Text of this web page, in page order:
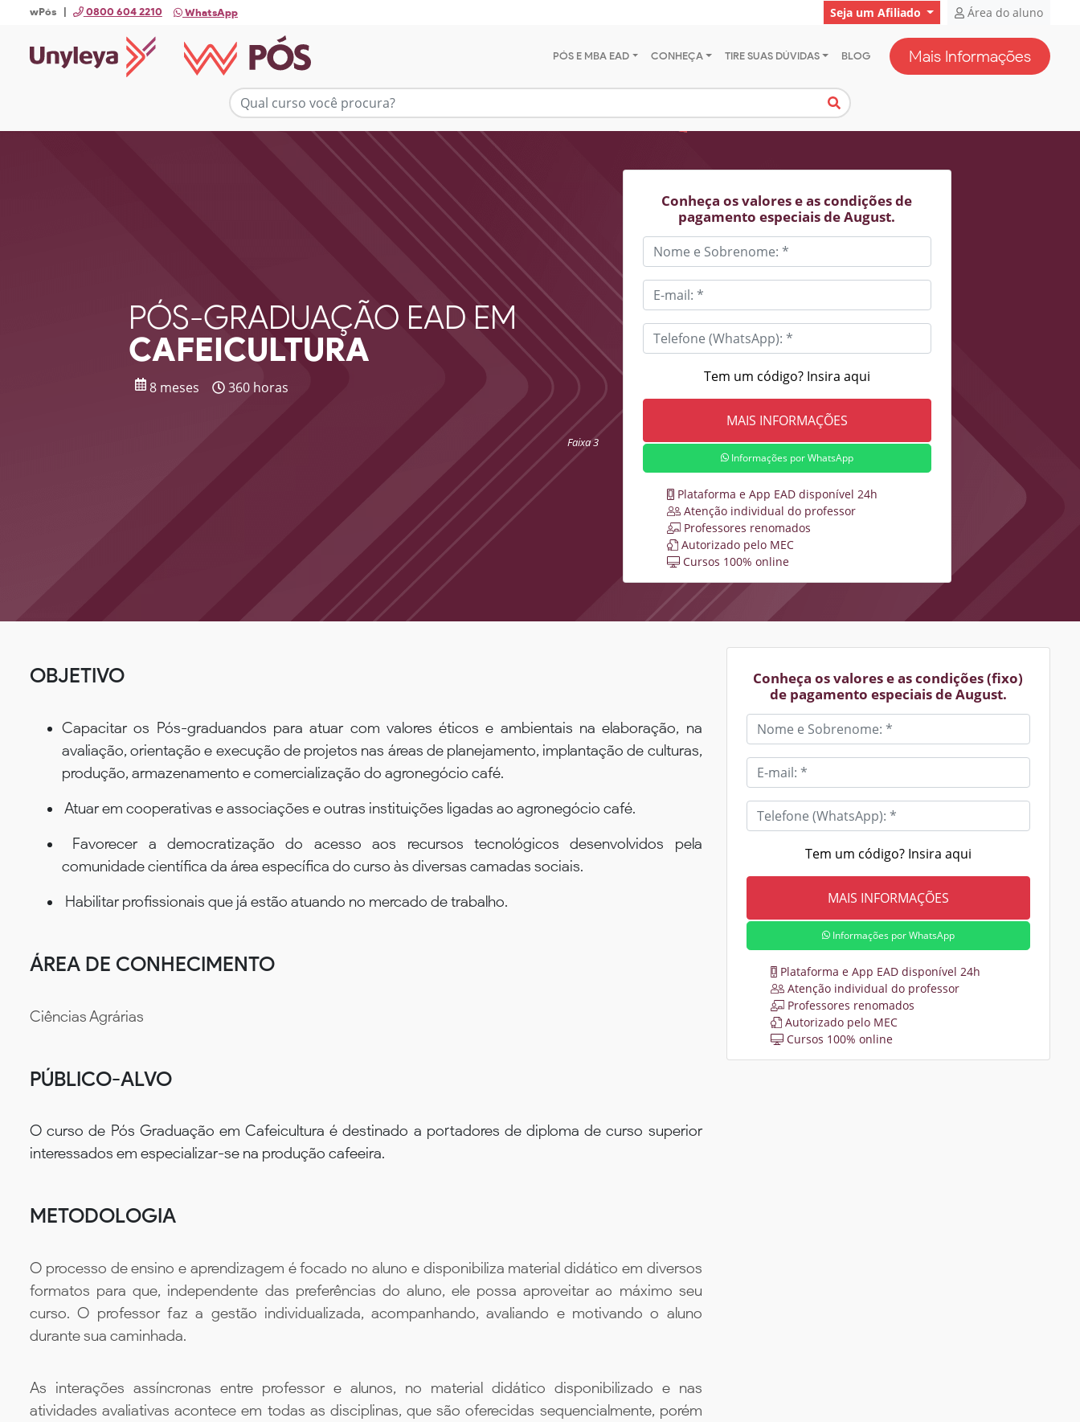
wPós | 0800 604 2210 WhatsApp Seja um Afiliado Área do aluno
PÓS E MBA EAD CONHEÇA TIRE SUAS DÚVIDAS BLOG Mais Informações
PÓS-GRADUAÇÃO EAD EM
CAFEICULTURA
8 meses 360 horas
Faixa 3
Conheça os valores e as condições de
pagamento especiais de August.
Tem um código? Insira aqui
Informações por WhatsApp
Plataforma e App EAD disponível 24h
Atenção individual do professor
Professores renomados
Autorizado pelo MEC
Cursos 100% online
OBJETIVO
Capacitar os Pós-graduandos para atuar com valores éticos e ambientais na elaboração, na
avaliação, orientação e execução de projetos nas áreas de planejamento, implantação de culturas,
produção, armazenamento e comercialização do agronegócio café.
Atuar em cooperativas e associações e outras instituições ligadas ao agronegócio café.
Favorecer a democratização do acesso aos recursos tecnológicos desenvolvidos pela
comunidade científica da área específica do curso às diversas camadas sociais.
Habilitar profissionais que já estão atuando no mercado de trabalho.
ÁREA DE CONHECIMENTO
Ciências Agrárias
PÚBLICO-ALVO
O curso de Pós Graduação em Cafeicultura é destinado a portadores de diploma de curso superior
interessados em especializar-se na produção cafeeira.
METODOLOGIA
O processo de ensino e aprendizagem é focado no aluno e disponibiliza material didático em diversos
formatos para que, independente das preferências do aluno, ele possa aproveitar ao máximo seu
curso. O professor faz a gestão individualizada, acompanhando, avaliando e motivando o aluno
durante sua caminhada.
As interações assíncronas entre professor e alunos, no material didático disponibilizado e nas
atividades avaliativas acontece em todas as disciplinas, que são oferecidas sequencialmente, porém
Conheça os valores e as condições (fixo)
de pagamento especiais de August.
Tem um código? Insira aqui
Informações por WhatsApp
Plataforma e App EAD disponível 24h
Atenção individual do professor
Professores renomados
Autorizado pelo MEC
Cursos 100% online